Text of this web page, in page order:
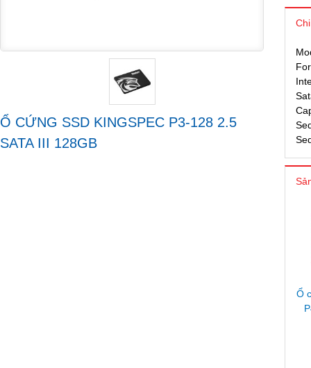
Ổ CỨNG SSD KINGSPEC P3-128 2.5
SATA III 128GB
Ổ